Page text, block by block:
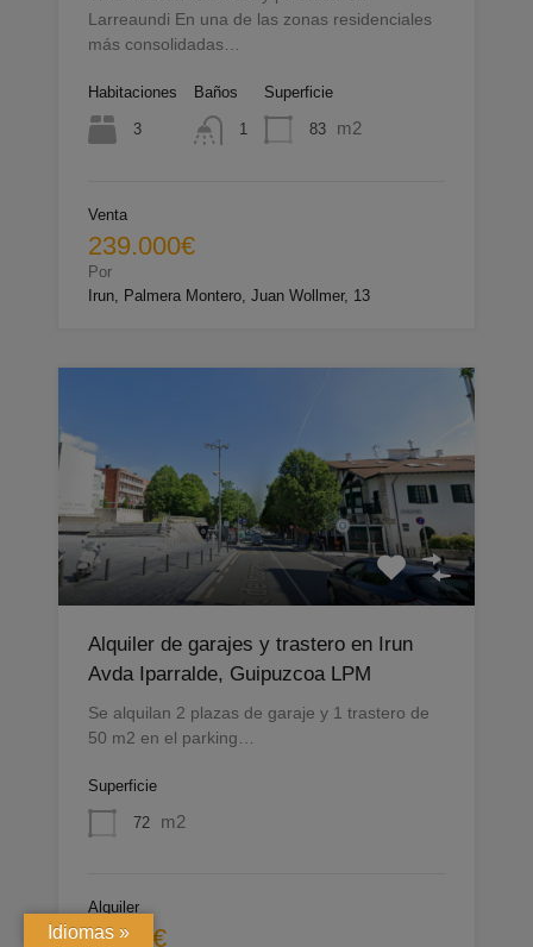
Larreaundi En una de las zonas residenciales
más consolidadas…
Habitaciones
3
Baños
1
Superficie
83 m2
Venta
239.000€
Por
Irun, Palmera Montero, Juan Wollmer, 13
Alquiler de garajes y trastero en Irun
Avda Iparralde, Guipuzcoa LPM
Se alquilan 2 plazas de garaje y 1 trastero de
50 m2 en el parking…
Superficie
72 m2
Alquiler
1.050€
Idiomas »